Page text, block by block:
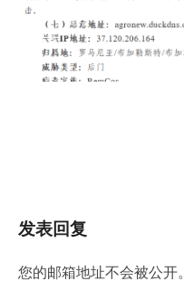
发表回复
您的邮箱地址不会被公开。